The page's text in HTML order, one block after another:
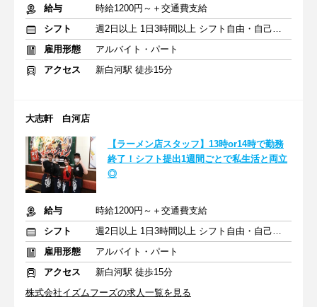
給与
時給1200円～＋交通費支給
シフト
週2日以上 1日3時間以上 シフト自由・自己申告
雇用形態
アルバイト・パート
アクセス
新白河駅 徒歩15分
大志軒 白河店
【ラーメン店スタッフ】13時or14時で勤務
終了！シフト提出1週間ごとで私生活と両立
◎
給与
時給1200円～＋交通費支給
シフト
週2日以上 1日3時間以上 シフト自由・自己申告
雇用形態
アルバイト・パート
アクセス
新白河駅 徒歩15分
株式会社イズムフーズの求人一覧を見る